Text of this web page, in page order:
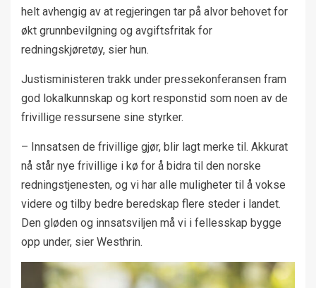
helt avhengig av at regjeringen tar på alvor behovet for
økt grunnbevilgning og avgiftsfritak for
redningskjøretøy, sier hun.
Justisministeren trakk under pressekonferansen fram
god lokalkunnskap og kort responstid som noen av de
frivillige ressursene sine styrker.
– Innsatsen de frivillige gjør, blir lagt merke til. Akkurat
nå står nye frivillige i kø for å bidra til den norske
redningstjenesten, og vi har alle muligheter til å vokse
videre og tilby bedre beredskap flere steder i landet.
Den gløden og innsatsviljen må vi i fellesskap bygge
opp under, sier Westhrin.